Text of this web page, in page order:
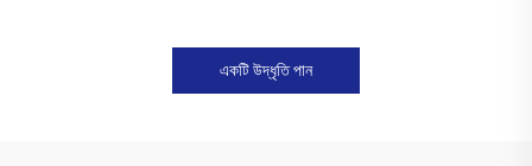
একটি উদ্ধৃতি পান